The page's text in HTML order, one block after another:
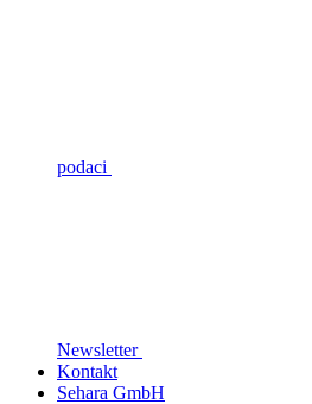
podaci
Newsletter
Kontakt
Sehara GmbH